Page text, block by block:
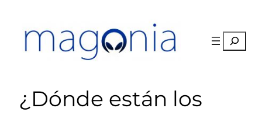
contenido
Buscar
¿Dónde están los